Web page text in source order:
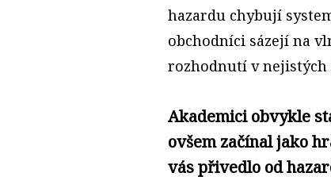
hazardu chybují
obchodníci sázejí na
rozhodnutí v nejistých
Akademici obvykle
ovšem začínal jako
vás přivedlo od